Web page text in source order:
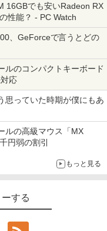
16GBでも安いRadeon RX
性能？ - PC Watch
、GeForceで言うとどの
ルのコンパクトキーボード
応
っていた時期が僕にもあ
ルの高級マウス「MX
円弱の割引
もっと見る
する